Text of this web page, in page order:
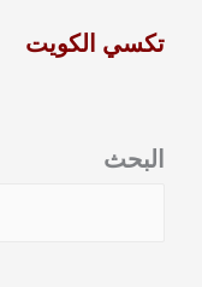
تكسي الكويت
البحث